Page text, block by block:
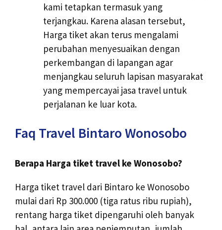
kami tetapkan termasuk yang
terjangkau. Karena alasan tersebut,
Harga tiket akan terus mengalami
perubahan menyesuaikan dengan
perkembangan di lapangan agar
menjangkau seluruh lapisan masyarakat
yang mempercayai jasa travel untuk
perjalanan ke luar kota.
Faq Travel Bintaro Wonosobo
Berapa Harga tiket travel ke Wonosobo?
Harga tiket travel dari Bintaro ke Wonosobo
mulai dari Rp 300.000 (tiga ratus ribu rupiah),
rentang harga tiket dipengaruhi oleh banyak